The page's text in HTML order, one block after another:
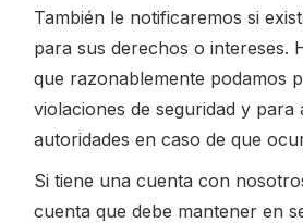
También le notificaremos si
para sus derechos o intereses.
que razonablemente podamos
violaciones de seguridad y para
autoridades en caso de que
Si tiene una cuenta con
cuenta que debe mantener en